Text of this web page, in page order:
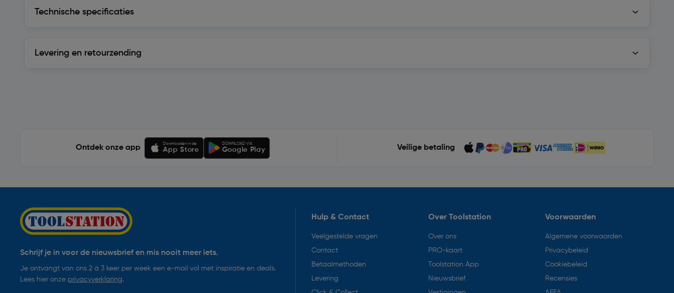
Technische specificaties
Levering en retourzending
Ontdek onze app
Downloaden in de
App Store
DOWNLOAD VIA
Google Play Veilige betaling
Schrijf je in voor de nieuwsbrief en mis nooit meer iets.
Je ontvangt van ons 2 à 3 keer per week een e-mail vol met inspiratie en deals.
Lees hier onze privacyverklaring.
Hulp & Contact
Veelgestelde vragen
Contact
Betaalmethoden
Levering
Over Toolstation
Over ons
PRO-kaart
Toolstation App
Nieuwsbrief
Voorwaarden
Algemene voorwaarden
Privacybeleid
Cookiebeleid
Recensies